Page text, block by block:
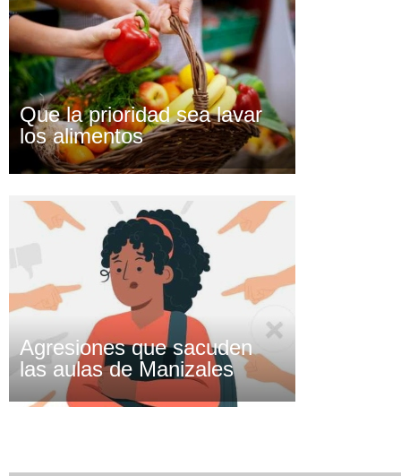
Que la prioridad sea lavar
los alimentos
Agresiones que sacuden
las aulas de Manizales